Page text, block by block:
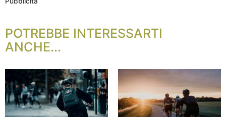
POTREBBE INTERESSARTI
ANCHE...